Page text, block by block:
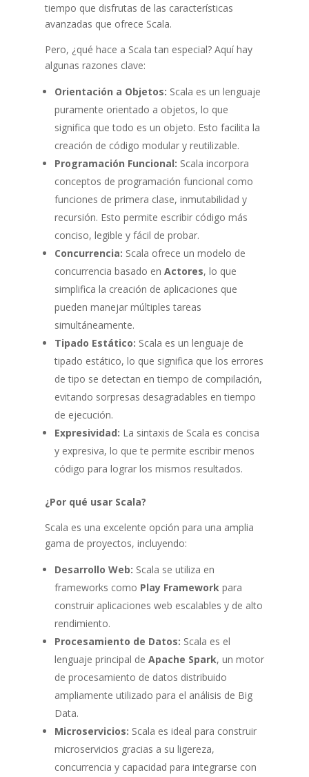
tiempo que disfrutas de las características
avanzadas que ofrece Scala.
Pero, ¿qué hace a Scala tan especial? Aquí hay
algunas razones clave:
Orientación a Objetos: Scala es un lenguaje
puramente orientado a objetos, lo que
significa que todo es un objeto. Esto facilita la
creación de código modular y reutilizable.
Programación Funcional: Scala incorpora
conceptos de programación funcional como
funciones de primera clase, inmutabilidad y
recursión. Esto permite escribir código más
conciso, legible y fácil de probar.
Concurrencia: Scala ofrece un modelo de
concurrencia basado en Actores, lo que
simplifica la creación de aplicaciones que
pueden manejar múltiples tareas
simultáneamente.
Tipado Estático: Scala es un lenguaje de
tipado estático, lo que significa que los errores
de tipo se detectan en tiempo de compilación,
evitando sorpresas desagradables en tiempo
de ejecución.
Expresividad: La sintaxis de Scala es concisa
y expresiva, lo que te permite escribir menos
código para lograr los mismos resultados.
¿Por qué usar Scala?
Scala es una excelente opción para una amplia
gama de proyectos, incluyendo:
Desarrollo Web: Scala se utiliza en
frameworks como Play Frameworkpara
construir aplicaciones web escalables y de alto
rendimiento.
Procesamiento de Datos: Scala es el
lenguaje principal de Apache Spark, un motor
de procesamiento de datos distribuido
ampliamente utilizado para el análisis de Big
Data.
Microservicios: Scala es ideal para construir
microservicios gracias a su ligereza,
concurrencia y capacidad para integrarse con